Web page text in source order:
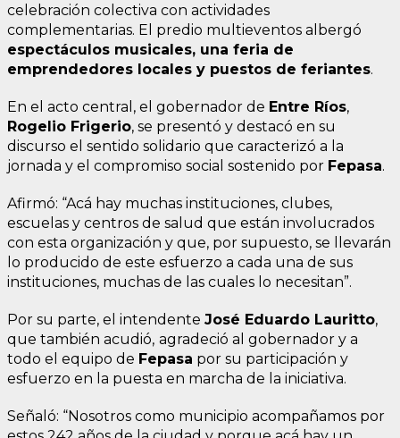
celebración colectiva con actividades
complementarias. El predio multieventos albergó
espectáculos musicales, una feria de
emprendedores locales y puestos de feriantes.
En el acto central, el gobernador de Entre Ríos,
Rogelio Frigerio, se presentó y destacó en su
discurso el sentido solidario que caracterizó a la
jornada y el compromiso social sostenido por Fepasa.
Afirmó: “Acá hay muchas instituciones, clubes,
escuelas y centros de salud que están involucrados
con esta organización y que, por supuesto, se llevarán
lo producido de este esfuerzo a cada una de sus
instituciones, muchas de las cuales lo necesitan”.
Por su parte, el intendente José Eduardo Lauritto,
que también acudió, agradeció al gobernador y a
todo el equipo de Fepasa por su participación y
esfuerzo en la puesta en marcha de la iniciativa.
Señaló: “Nosotros como municipio acompañamos por